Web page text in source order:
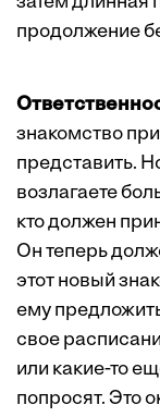
продолжение
знакомство
представить.
возлагаете
кто должен
Он теперь
этот новый
ему
свое
или какие-то
попросят. Это